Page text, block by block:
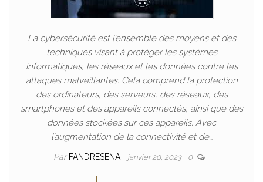
La cybersécurité est l’ensemble des moyens et des
techniques visant à protéger les systèmes
informatiques, les réseaux et les données contre les
attaques malveillantes. Cela comprend la protection
des ordinateurs, des serveurs, des réseaux, des
smartphones et des appareils connectés, ainsi que des
données stockées sur ces appareils. Avec
l’augmentation de la connectivité et de…
Par FANDRESENA janvier 20, 2023 0